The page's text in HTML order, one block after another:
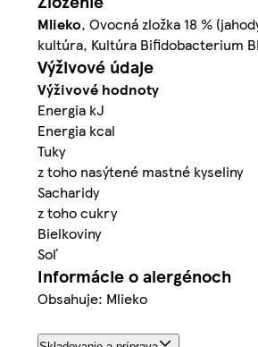
Mlieko, Ovocná zložka 18 %
kultúra, Kultúra Bifidobacterium
Výživové údaje
Výživové hodnoty
Energia kJ
Energia kcal
Tuky
z toho nasýtené mastné kyseliny
Sacharidy
z toho cukry
Bielkoviny
Soľ
Informácie o alergénoch
Obsahuje: Mlieko